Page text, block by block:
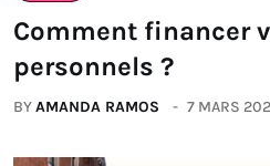
Comment financer
personnels ?
BYAMANDA RAMOS 7 MARS